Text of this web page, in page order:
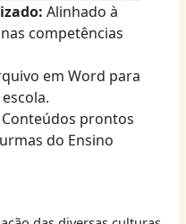
Alinhado à
competências
em Word para
Conteúdos prontos
do Ensino